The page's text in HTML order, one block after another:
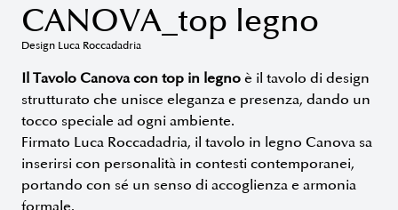
CANOVA_top legno
Design Luca Roccadadria
Il Tavolo Canova con top in legno è il tavolo di design
strutturato che unisce eleganza e presenza, dando un
tocco speciale ad ogni ambiente.
Firmato Luca Roccadadria, il tavolo in legno Canova sa
inserirsi con personalità in contesti contemporanei,
portando con sé un senso di accoglienza e armonia
formale.